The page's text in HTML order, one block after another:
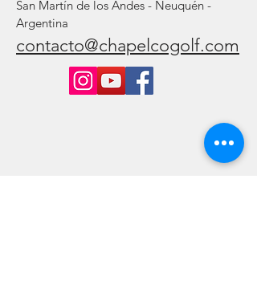
San Martín de los Andes - Neuquén -
Argentina
contacto@chapelcogolf.com